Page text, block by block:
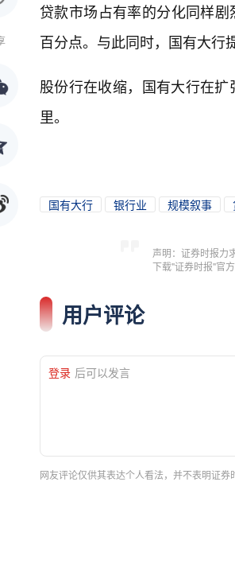
贷款市场占有率的分化同样
百分点。与此同时，国有大行
股份行在收缩，国有大行在
里。
国有大行 银行业 规模叙事
声明：证券时报力
下载"证券时报"官
用户评论
登录 后可以发言
网友评论仅供其表达个人看法，并不表明证券